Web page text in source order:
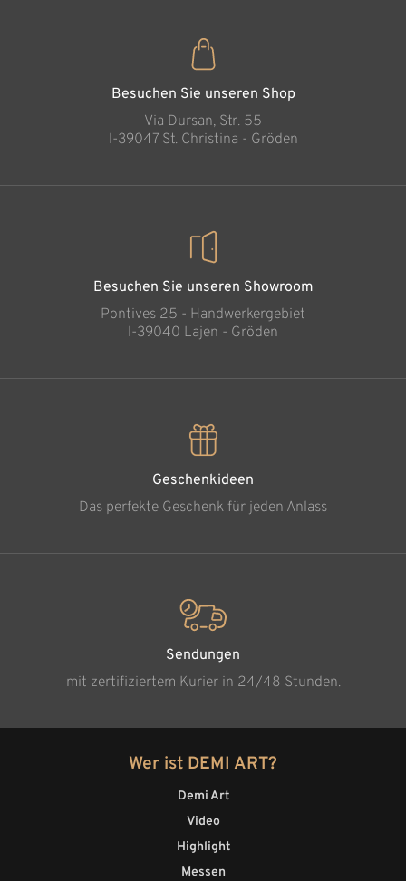
Besuchen Sie unseren Shop
Via Dursan, Str. 55
l-39047 St. Christina - Gröden
Besuchen Sie unseren Showroom
Pontives 25 - Handwerkergebiet
l-39040 Lajen - Gröden
Geschenkideen
Das perfekte Geschenk für jeden Anlass
Sendungen
mit zertifiziertem Kurier in 24/48 Stunden.
Wer ist DEMI ART?
Demi Art
Video
Highlight
Messen